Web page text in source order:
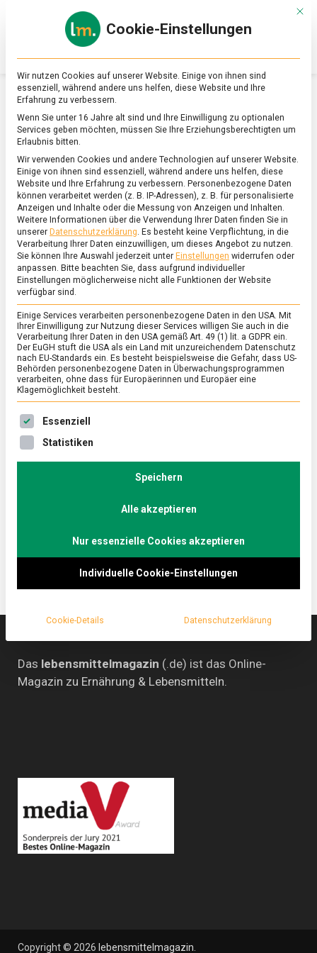
Online-
Magazin
zu
&
Ernährung
SCHLAGWORT:HAMBURGER RUNDSTÜCK
ERNÄHRUNG & GESUNDHEIT /FEATURED
Rundstück warm, der Ur-Burger aus
Hamburg
4. Juli 2025
Ur-
Der Name lässt vermuten, dass der Hamburger
etwas mit Hamburg zu tun hat. Allerdings ist der
Burger, so wie wir ihn heute kennen und mögen, klar
Spezialität aus Hamburg, die man als Vorläufer des
Das lebensmittelmagazin (.de) ist das Online-
Magazin zu Ernährung & Lebensmitteln.
Copyright © 2026 lebensmittelmagazin
Mit
Cookie-Einstellungen
Wir nutzen Cookies auf unserer Website. Einige von ihnen sind
essenziell, während andere uns helfen, diese Website und Ihre
Erfahrung zu verbessern.
Wenn Sie unter 16 Jahre alt sind und Ihre Einwilligung zu optionalen
Services geben möchten, müssen Sie Ihre Erziehungsberechtigten um
Erlaubnis bitten.
Wir verwenden Cookies und andere Technologien auf unserer Website.
Einige von ihnen sind essenziell, während andere uns helfen, diese
Website und Ihre Erfahrung zu verbessern. Personenbezogene Daten
können verarbeitet werden (z. B. IP-Adressen), z. B. für personalisierte
Anzeigen und Inhalte oder die Messung von Anzeigen und Inhalten.
Weitere Informationen über die Verwendung Ihrer Daten finden Sie in
unserer Datenschutzerklärung. Es besteht keine Verpflichtung, in die
Verarbeitung Ihrer Daten einzuwilligen, um dieses Angebot zu nutzen.
Sie können Ihre Auswahl jederzeit unter Einstellungen widerrufen oder
anpassen. Bitte beachten Sie, dass aufgrund individueller
Einstellungen möglicherweise nicht alle Funktionen der Website
verfügbar sind.
Einige Services verarbeiten personenbezogene Daten in den USA. Mit
Ihrer Einwilligung zur Nutzung dieser Services willigen Sie auch in die
Verarbeitung Ihrer Daten in den USA gemäß Art. 49 (1) lit. a GDPR ein.
Der EuGH stuft die USA als ein Land mit unzureichendem Datenschutz
nach EU-Standards ein. Es besteht beispielsweise die Gefahr, dass US-
Behörden personenbezogene Daten in Überwachungsprogrammen
verarbeiten, ohne dass für Europäerinnen und Europäer eine
Klagemöglichkeit besteht.
Es folgt eine Liste der Service-Gruppen, für die eine
Essenziell
Statistiken
Speichern
Alle akzeptieren
Nur essenzielle Cookies akzeptieren
Individuelle Cookie-Einstellungen
Cookie-Details Datenschutzerklärung